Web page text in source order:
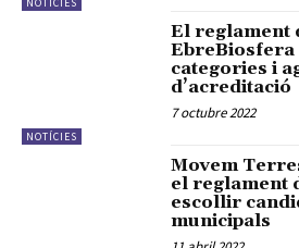
NOTÍCIES
NOTÍCIES
El reglament
EbreBiosfera
categories i
d’acreditació
7 octubre 2022
Movem
el reglament
escollir
municipals